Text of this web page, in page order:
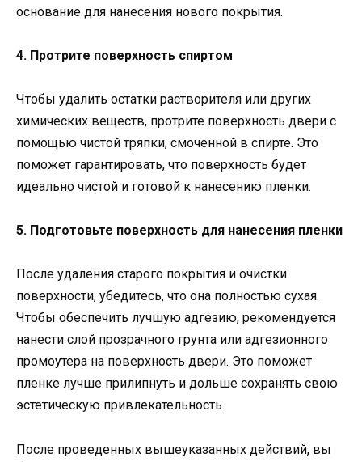
основание для нанесения нового покрытия.
4. Протрите поверхность спиртом
Чтобы удалить остатки растворителя или других
химических веществ, протрите поверхность двери с
помощью чистой тряпки, смоченной в спирте. Это
поможет гарантировать, что поверхность будет
идеально чистой и готовой к нанесению пленки.
5. Подготовьте поверхность для нанесения пленки
После удаления старого покрытия и очистки
поверхности, убедитесь, что она полностью сухая.
Чтобы обеспечить лучшую адгезию, рекомендуется
нанести слой прозрачного грунта или адгезионного
промоутера на поверхность двери. Это поможет
пленке лучше прилипнуть и дольше сохранять свою
эстетическую привлекательность.
После проведенных вышеуказанных действий, вы